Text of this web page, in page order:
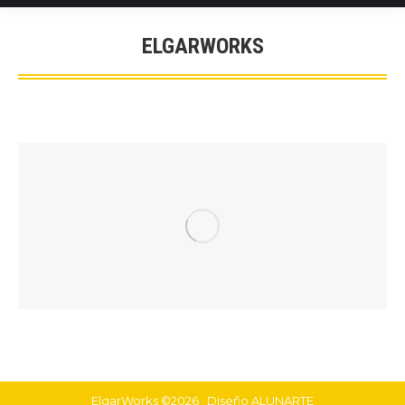
ELGARWORKS
You are here:
ElgarWorks ©2026 · Diseño ALUNARTE